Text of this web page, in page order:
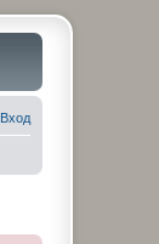
Вход